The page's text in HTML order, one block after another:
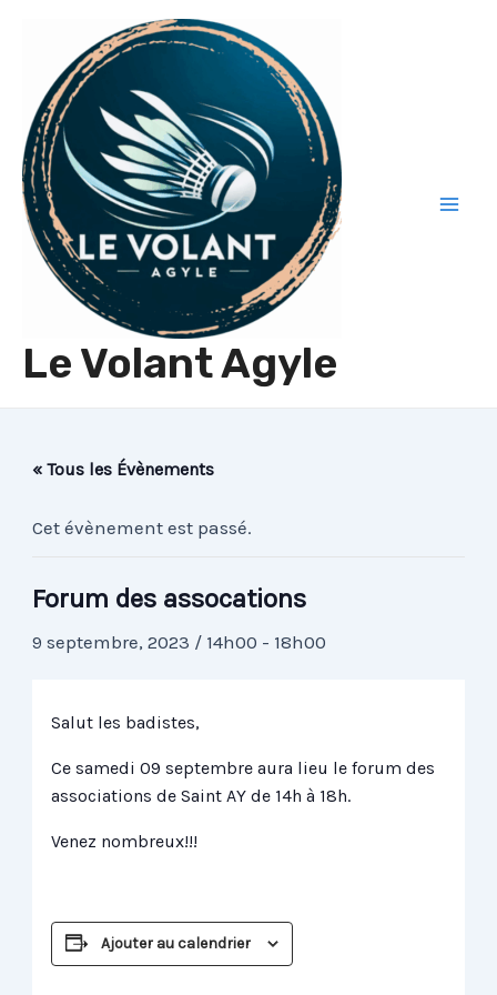
contenu
Le Volant Agyle
« Tous les Évènements
Cet évènement est passé.
Forum des assocations
9 septembre, 2023 / 14h00 - 18h00
Salut les badistes,
Ce samedi 09 septembre aura lieu le forum des
associations de Saint AY de 14h à 18h.
Venez nombreux!!!
Ajouter au calendrier